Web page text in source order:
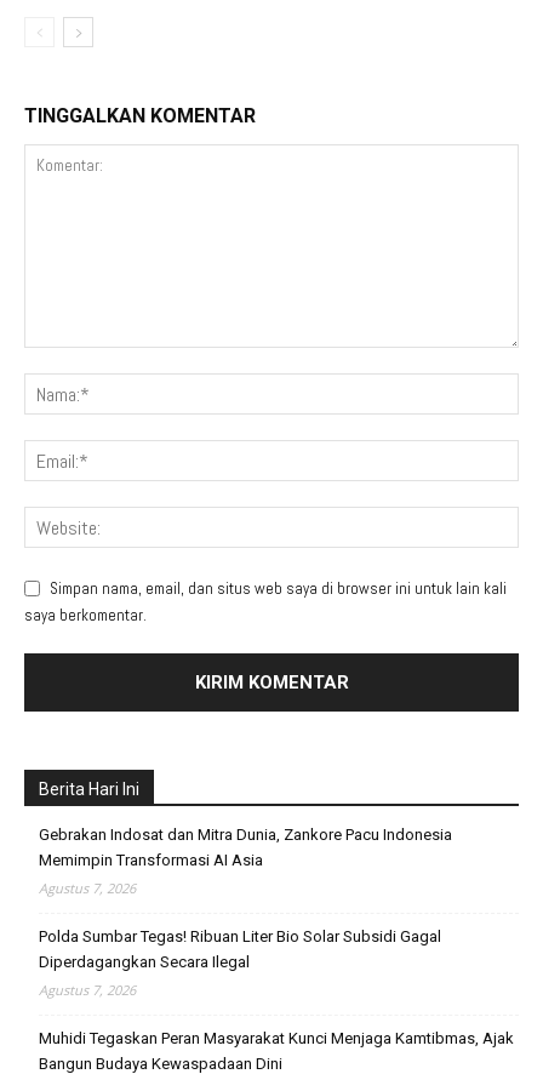
TINGGALKAN KOMENTAR
Simpan nama, email, dan situs web saya di browser ini untuk lain kali
saya berkomentar.
Berita Hari Ini
Gebrakan Indosat dan Mitra Dunia, Zankore Pacu Indonesia
Memimpin Transformasi AI Asia
Agustus 7, 2026
Polda Sumbar Tegas! Ribuan Liter Bio Solar Subsidi Gagal
Diperdagangkan Secara Ilegal
Agustus 7, 2026
Muhidi Tegaskan Peran Masyarakat Kunci Menjaga Kamtibmas, Ajak
Bangun Budaya Kewaspadaan Dini